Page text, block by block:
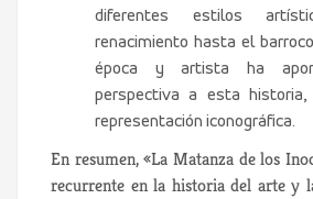
diferentes estilos
renacimiento hasta el
época y artista ha
perspectiva a esta historia,
representación iconográfica.
En resumen, «La Matanza de los
recurrente en la historia del arte y